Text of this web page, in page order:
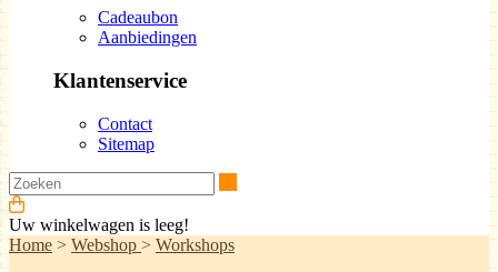
Cadeaubon
Aanbiedingen
Klantenservice
Contact
Sitemap
Uw winkelwagen is leeg!
Home > Webshop > Workshops